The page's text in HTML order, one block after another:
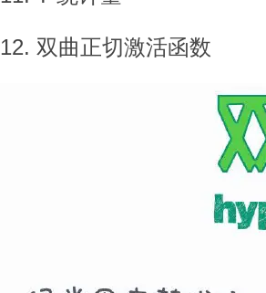
12. 双曲正切激活函数